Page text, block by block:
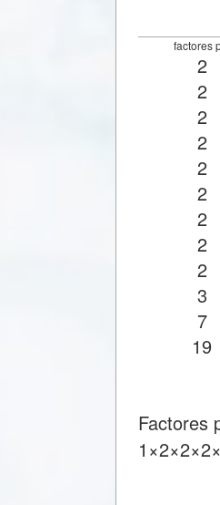
factores
2
2
2
2
2
2
2
2
2
3
7
19
Factores